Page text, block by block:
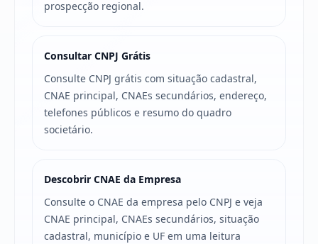
prospecção regional.
Consultar CNPJ Grátis
Consulte CNPJ grátis com situação cadastral,
CNAE principal, CNAEs secundários, endereço,
telefones públicos e resumo do quadro
societário.
Descobrir CNAE da Empresa
Consulte o CNAE da empresa pelo CNPJ e veja
CNAE principal, CNAEs secundários, situação
cadastral, município e UF em uma leitura